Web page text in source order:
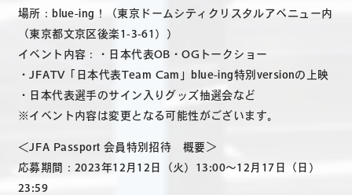
場所：blue-ing！（東京ドームシティクリスタルアベニュー内
（東京都文京区後楽1-3-61））
イベント内容：・日本代表OB・OGトークショー
・JFATV「日本代表Team Cam」blue-ing特別versionの上映
・日本代表選手のサイン入りグッズ抽選会など
※イベント内容は変更となる可能性がございます。
＜JFA Passport 会員特別招待 概要＞
応募期間：2023年12月12日（火）13:00～12月17日（日）
23:59